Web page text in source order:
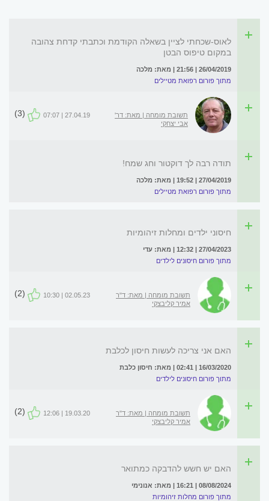
לאוס-שכחתי לציין בשאלה הקודמת וכתבתי קדחת צהובה
במקום טיפוס הבטן
26/04/2019 | 21:56 | מאת: מלכה
מתוך פורום רפואת מטיילים
תשובת מומחה | מאת: דר'
אבי יצחקי
27.04.19 | 07:07
(3)
תודה רבה לך דוקטור וחג שמח!
27/04/2019 | 19:52 | מאת: מלכה
מתוך פורום רפואת מטיילים
חיסוני ילדים ומחלות זיהומיות
27/04/2023 | 12:32 | מאת: עדי
מתוך פורום חיסונים לילדים
תשובת מומחה | מאת: ד"ר
אמיר קליבצקי
02.05.23 | 10:30
(2)
האם אני צריכה לעשות חיסון לכלבת
16/03/2020 | 02:41 | מאת: חיסון כלבת
מתוך פורום חיסונים לילדים
תשובת מומחה | מאת: ד"ר
אמיר קליבצקי
19.03.20 | 12:06
(2)
האם יש חשש להדבקה כמתואר
08/08/2024 | 16:21 | מאת: אנונימי
מתוך פורום מחלות זיהומיות